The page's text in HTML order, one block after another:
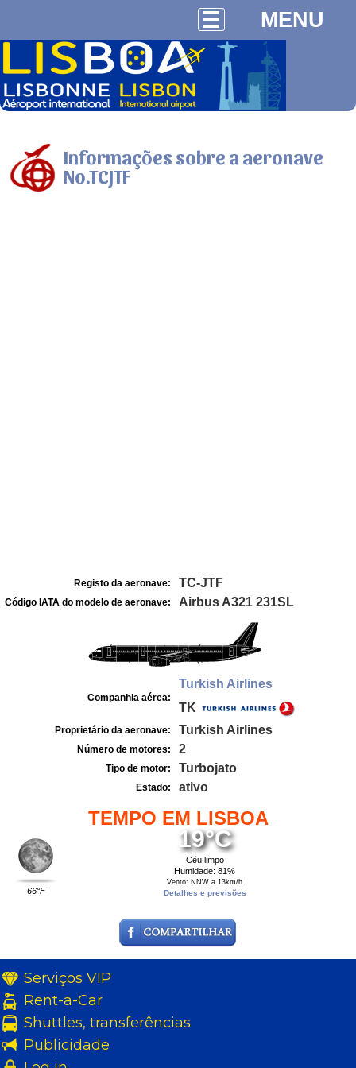
MENU
Informações sobre a aeronave
No.TCJTF
Registo da aeronave: TC-JTF
Código IATA do modelo de aeronave: Airbus A321 231SL
Companhia aérea:
Turkish Airlines
TK
Proprietário da aeronave: Turkish Airlines
Número de motores: 2
Tipo de motor: Turbojato
Estado: ativo
TEMPO EM LISBOA
66°F
19°C
Céu limpo
Humidade: 81%
Vento: NNW a 13km/h
Detalhes e previsões
Serviços VIP
Rent-a-Car
Shuttles, transferências
Publicidade